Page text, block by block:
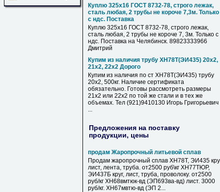
Куплю 325х16 ГОСТ 8732-78, строго лежак,
сталь любая, 2 трубы не короче 7,3м. Только
с ндс. Поставка
Куплю 325х16 ГОСТ 8732-78, строго лежак,
сталь любая, 2 трубы не короче 7, 3м. Только с
ндс. Поставка на Челябинск. 89823333966
Дмитрий
Купим из наличия трубу ХН78Т(ЭИ435) 20х2,
21х2, 22х2 Дорого
Купим из наличия по ст ХН78Т(ЭИ435) трубу
20х2, 500кг. Наличие сертификата
обязательно. Готовы рассмотреть размеры
21х2 или 22х2 по той же стали и в тех же
объемах. Тел (921)9410130 Игорь Григорьевич
...
Предложения на поставку
продукции, цены
продам Жаропрочный литьевой сплав
Продам жаропрочный сплав ХН78Т, ЭИ435
лист, лента, труба. от2500 руб\кг ХН77ТЮР,
ЭИ437Б круг, лист, труба, проволоку. от2500
руб/кг ХН68вмтюк-вд (ЭП693ва-вд) лист. 3000
руб/кг. ХН67мвтю-вд (ЭП 2...